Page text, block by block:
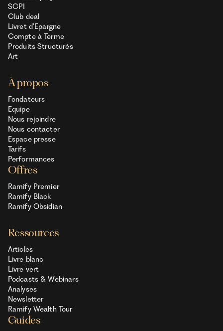
SCPI
Club deal
Livret d’Epargne
Compte à Terme
Produits Structurés
Art
À propos
Fondateurs
Equipe
Nous rejoindre
Nous contacter
Espace presse
Tarifs
Performances
Offres
Ramify Premier
Ramify Black
Ramify Obsidian
Ressources
Articles
Livre blanc
Livre vert
Podcasts & Webinars
Analyses
Newsletter
Ramify Wealth Tour
Guides